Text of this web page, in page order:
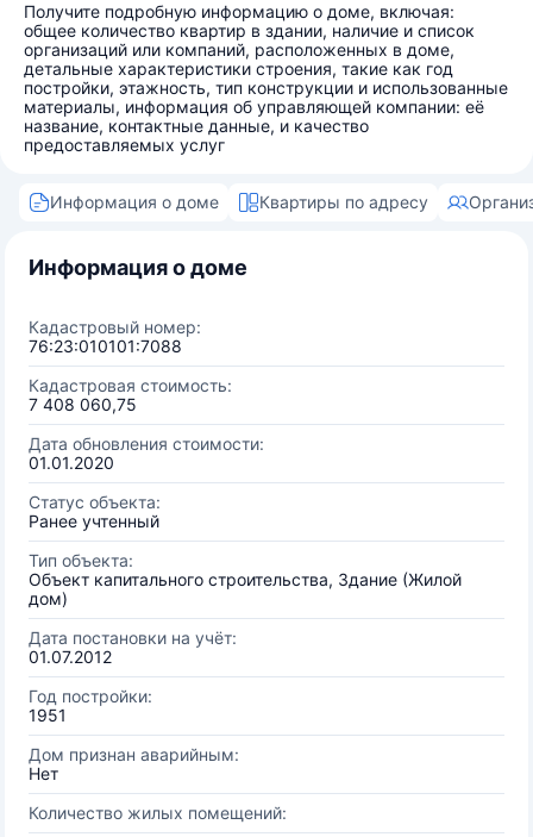
Получите подробную информацию о доме, включая:
общее количество квартир в здании, наличие и список
организаций или компаний, расположенных в доме,
детальные характеристики строения, такие как год
постройки, этажность, тип конструкции и использованные
материалы, информация об управляющей компании: её
название, контактные данные, и качество
предоставляемых услуг
Информация о доме Квартиры по адресу
Информация о доме
Кадастровый номер:
76:23:010101:7088
Кадастровая стоимость:
7 408 060,75
Дата обновления стоимости:
01.01.2020
Статус объекта:
Ранее учтенный
Тип объекта:
Объект капитального строительства, Здание (Жилой
дом)
Дата постановки на учёт:
01.07.2012
Год постройки:
1951
Дом признан аварийным:
Нет
Количество жилых помещений: